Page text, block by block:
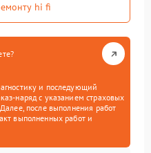
hi fi
и последующий
наряд с указанием страховых
после выполнения работ
выполненных работ и